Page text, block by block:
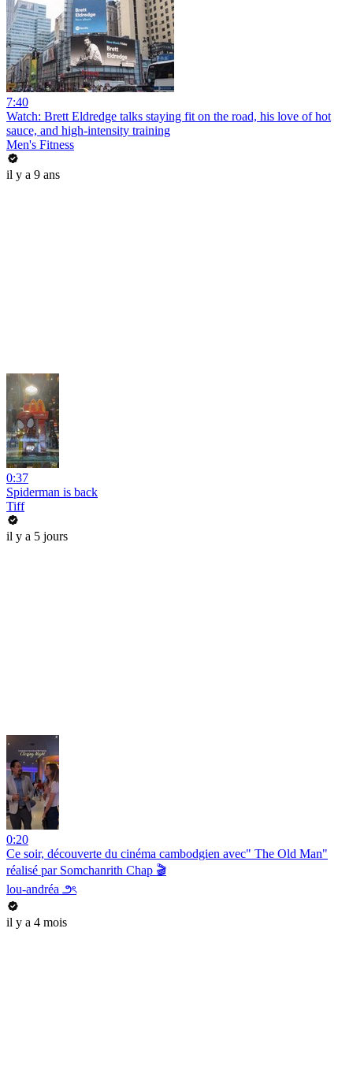
7:40
Watch: Brett Eldredge talks staying fit on the road, his love of hot
sauce, and high-intensity training
Men's Fitness
il y a 9 ans
0:37
Spiderman is back
Tiff
il y a 5 jours
0:20
Ce soir, découverte du cinéma cambodgien avec" The Old Man"
réalisé par Somchanrith Chap 🎬
lou-andréa ౨ৎ
il y a 4 mois